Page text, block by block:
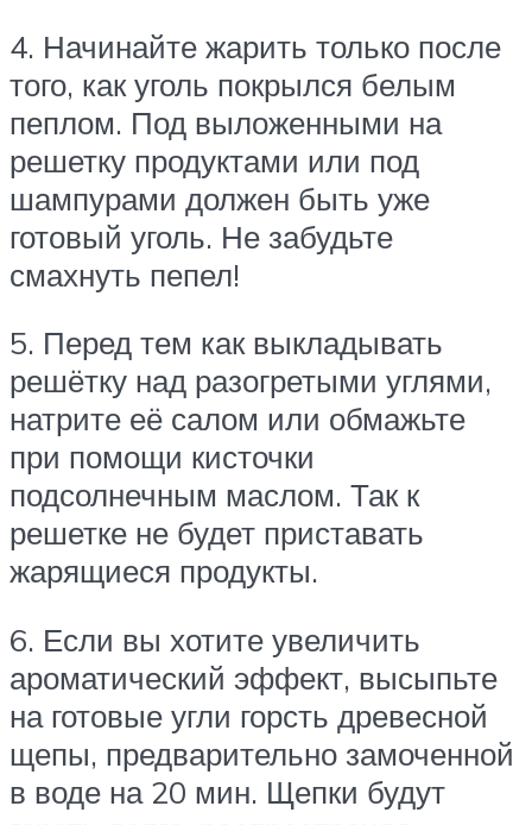
4. Начинайте жарить только после
того, как уголь покрылся белым
пеплом. Под выложенными на
решетку продуктами или под
шампурами должен быть уже
готовый уголь. Не забудьте
смахнуть пепел!
5. Перед тем как выкладывать
решётку над разогретыми углями,
натрите её салом или обмажьте
при помощи кисточки
подсолнечным маслом. Так к
решетке не будет приставать
жарящиеся продукты.
6. Если вы хотите увеличить
ароматический эффект, высыпьте
на готовые угли горсть древесной
щепы, предварительно замоченной
в воде на 20 мин. Щепки будут